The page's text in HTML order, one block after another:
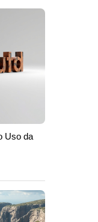
Uso da